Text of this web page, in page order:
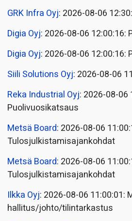
GRK Infra Oyj: 2026-08-06
Digia Oyj: 2026-08-06 12:00:16:
Digia Oyj: 2026-08-06 12:00:16:
Siili Solutions Oyj: 2026-08-06
Reka Industrial Oyj: 2026-08-06
Puolivuosikatsaus
Metsä Board: 2026-08-06
Tulosjulkistamisajankohdat
Metsä Board: 2026-08-06
Tulosjulkistamisajankohdat
Ilkka Oyj: 2026-08-06 11:00:01:
hallitus/johto/tilintarkastus